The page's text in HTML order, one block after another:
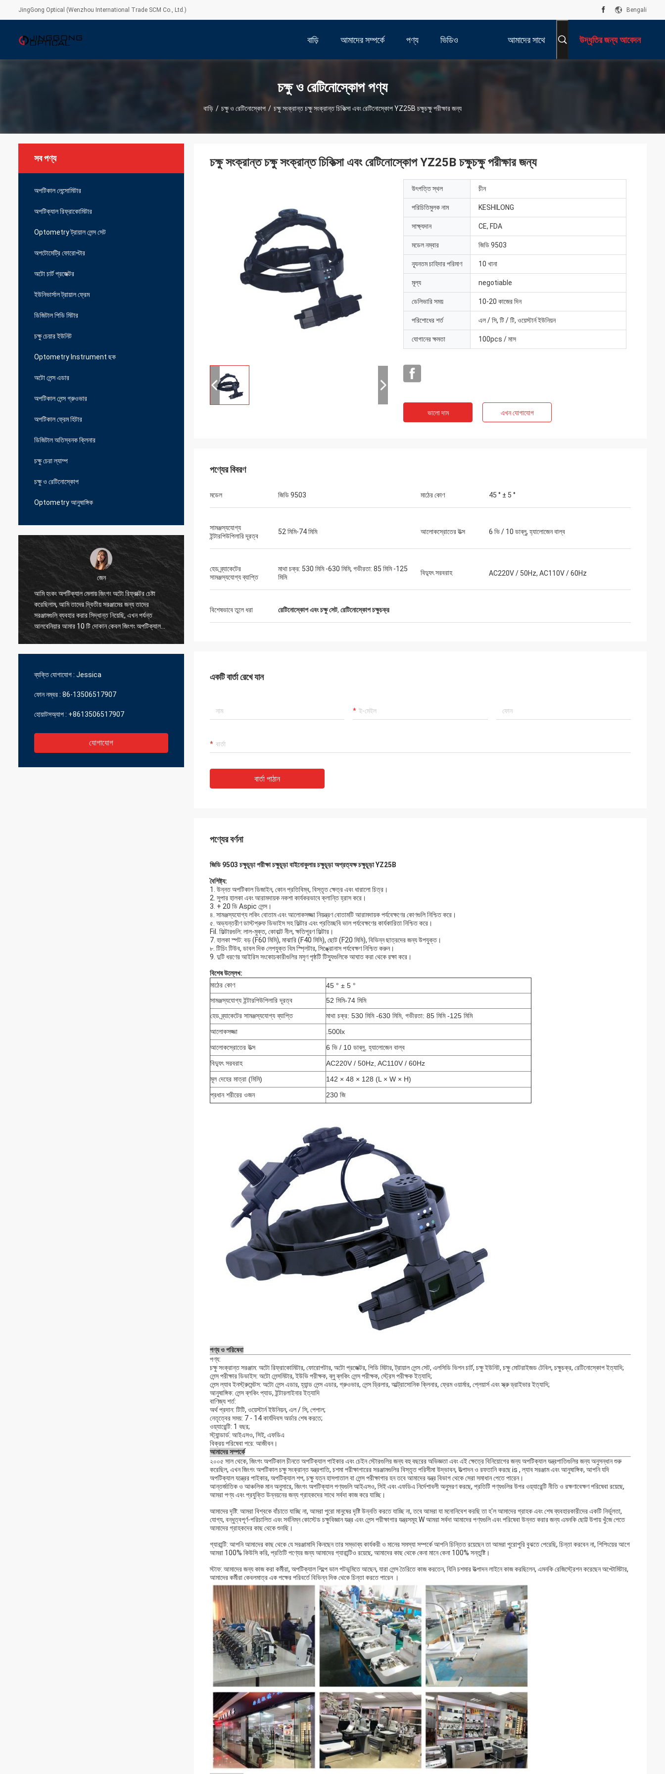
JingGong Optical (Wenzhou International Trade SCM Co., Ltd.) Bengali
বাড়ি আমাদের সম্পর্কে পণ্য ভিডিও আমাদের সাথে উদ্ধৃতির জন্য আবেদন
চক্ষু ও রেটিনোস্কোপ পণ্য
বাড়ি / চক্ষু ও রেটিনোস্কোপ / চক্ষু সংক্রান্ত চক্ষু সংক্রান্ত চিকিত্সা এবং রেটিনোস্কোপ YZ25B চক্ষুচক্ষু পরীক্ষার জন্য
সব পণ্য
অপটিকাল লেন্সোমিটার
অপটিক্যাল রিফ্রাকোমিটার
Optometry ট্রায়াল লেন্স সেট
অপটোমেট্রি ফোরোপ্টার
অটো চার্ট প্রজেক্টর
ইউনিভার্সাল ট্রায়াল ফ্রেম
ডিজিটাল পিডি মিটার
চক্ষু চেয়ার ইউনিট
Optometry Instrument ছক
অটো লেন্স এডার
অপটিকাল লেন্স গ্রুওভার
অপটিকাল ফ্রেম হিটার
ডিজিটাল অতিস্বনক ক্লিনার
চক্ষু চেরা ল্যাম্প
চক্ষু ও রেটিনোস্কোপ
Optometry আনুষাঙ্গিক
জেন
আমি হংকং অপটিক্যাল মেলায় জিংগং অটো রিফ্রাক্টর চেষ্টা
করেছিলাম, আমি তাদের দ্বিতীয় সরঞ্জামের জন্য তাদের
সরঞ্জামগুলি ব্যবহার করার সিদ্ধান্ত নিয়েছি, এখন পর্যন্ত
আলবেনিয়ার আমার 10 টি দোকান কেবল জিংগং অপটিক্যাল
ব্যবহার করছে, এমনকি ছোট অংশের জন্য তারা আমাকে
সমস্যাগুলি সমাধানের জন্য প্রকৃত পেশাদার উত্তর সরবরাহ
সৌভাগ্য, এখন আমরা যে সমস্ত আইটেম বিক্রি করছি সেগুলি
তাদের কাছ থেকে আমদানি করা হয়, দুর্দান্ত দল এবং কাজ।
ব্যক্তি যোগাযোগ : Jessica
ফোন নম্বর : 86-13506517907
হোয়াটসঅ্যাপ : +8613506517907
যোগাযোগ
চক্ষু সংক্রান্ত চক্ষু সংক্রান্ত চিকিত্সা এবং রেটিনোস্কোপ YZ25B চক্ষুচক্ষু পরীক্ষার জন্য
উৎপত্তি স্থল চীন
পরিচিতিমুলক নাম KESHILONG
সাক্ষ্যদান CE, FDA
মডেল নম্বার জিডি 9503
ন্যূনতম চাহিদার পরিমাণ 10 খানা
মূল্য negotiable
ডেলিভারি সময় 10-20 কাজের দিন
পরিশোধের শর্ত এল / সি, টি / টি, ওয়েস্টার্ন ইউনিয়ন
যোগানের ক্ষমতা 100pcs / মাস
ভালো দাম এখন যোগাযোগ
পণ্যের বিবরণ
মডেল জিডি 9503 মাঠের কোণ 45 ° ± 5 °
সামঞ্জস্যযোগ্য
ইন্টারপিউপিলারি দূরত্ব
52 মিমি-74 মিমি আলোকস্রোতের উত্স 6 ভি / 10 ডাব্লু, হ্যালোজেন বাল্ব
হেড ব্র্যাকেটের
সামঞ্জস্যযোগ্য ব্যাপ্তি
মাথা চক্র: 530 মিমি -630 মিমি, গভীরতা: 85 মিমি -125
মিমি
বিদ্যুৎ সরবরাহ AC220V / 50Hz, AC110V / 60Hz
বিশেষভাবে তুলে ধরা রেটিনোস্কোপ এবং চক্ষু সেট, রেটিনোস্কোপ চক্ষুচক্র
একটি বার্তা রেখে যান
বার্তা পাঠান
পণ্যের বর্ণনা
জিডি 9503 চক্ষুচূড়া পরীক্ষা চক্ষুচূড়া বাইনোকুলার চক্ষুচূড়া অপ্রত্যক্ষ চক্ষুচূড়া YZ25B
বৈশিষ্ট্য:
1. উন্নত অপটিকাল ডিজাইন, কোন প্রতিবিম্ব, বিস্তৃত ক্ষেত্র এবং ধারালো চিত্র।
2. সুপার হালকা এবং আরামদায়ক নকশা কার্যকরভাবে ক্লান্তি হ্রাস করে।
3. + 20 ডি Aspic লেন্স।
৪. সামঞ্জস্যযোগ্য লকিং বোতাম এবং আলোকসজ্জা নিয়ন্ত্রণ বোতামটি আরামদায়ক পর্যবেক্ষণের কোণগুলি নিশ্চিত করে।
৫. অভ্যন্তরীণ ডাস্টপ্রুফ ডিভাইস সহ ফিল্টার এবং প্রতিচ্ছবি ভাল পর্যবেক্ষণের কার্যকারিতা নিশ্চিত করে।
Fil. ফিল্টারগুলি: লাল-মুক্ত, কোবাল্ট নীল, ক্ষতিপূরণ ফিল্টার।
7. হালকা স্পট: বড় (F60 মিমি), মাঝারি (F40 মিমি), ছোট (F20 মিমি), বিভিন্ন ছাত্রদের জন্য উপযুক্ত।
৮. টিচিং টিউব, ডাবল দিক লেপযুক্ত বিম স্প্লিটার, সিঙ্ক্রোনাস পর্যবেক্ষণ নিশ্চিত করুন।
9. দুটি ধরণের আইরিস সংকোচকারীগুলির মসৃণ পৃষ্ঠটি টিস্যুগুলিকে আঘাত করা থেকে রক্ষা করে।
বিশেষ উল্লেখ:
মাঠের কোণ
45 ° ± 5 °
সামঞ্জস্যযোগ্য ইন্টারপিউপিলারি দূরত্ব
52 মিমি-74 মিমি
হেড ব্র্যাকেটের সামঞ্জস্যযোগ্য ব্যাপ্তি
মাথা চক্র: 530 মিমি -630 মিমি, গভীরতা: 85 মিমি -125 মিমি
আলোকসজ্জা
.500lx
আলোকস্রোতের উত্স
6 ভি / 10 ডাব্লু, হ্যালোজেন বাল্ব
বিদ্যুৎ সরবরাহ
AC220V / 50Hz, AC110V / 60Hz
মূল দেহের মাত্রা (মিমি)
142 × 48 × 128 (L × W × H)
প্রধান শরীরের ওজন
230 জি
পণ্য ও পরিষেবা
পণ্য:
চক্ষু সংক্রান্ত সরঞ্জাম: অটো রিফ্রাকোমিটার, ফোরোপটার, অটো প্রজেক্টর, পিডি মিটার, ট্রায়াল লেন্স সেট, এলসিডি ভিশন চার্ট, চক্ষু ইউনিট, চক্ষু মোটরাইজড টেবিল, চক্ষুচক্র, রেটিনোস্কোপ ইত্যাদি;
লেন্স পরীক্ষার ডিভাইস: অটো লেন্সমিটার, ইউভি পরীক্ষক, ব্লু ব্লকিং লেন্স পরীক্ষক, স্ট্রেস পরীক্ষক ইত্যাদি;
লেন্স ল্যাব ইনস্ট্রুমেন্টস: অটো লেন্স এডার, হ্যান্ড লেন্স এডার, গ্রুওভার, লেন্স ড্রিলার, আল্ট্রাসোনিক ক্লিনার, ফ্রেম ওয়ার্মার, প্লেয়ার্স এবং স্ক্রু ড্রাইভার ইত্যাদি;
আনুষাঙ্গিক: লেন্স ব্লকিং প্যাড, ইন্টারলাইনার ইত্যাদি
বাণিজ্য শর্ত:
অর্থ প্রদান: টিটি, ওয়েস্টার্ন ইউনিয়ন, এল / সি, পেপাল;
নেতৃত্বের সময়: 7 - 14 কার্যদিবস অর্ডার শেষ করতে;
ওয়্যারেন্টি: 1 বছর;
স্ট্যান্ডার্ড: আইএসও, সিই, এফডিএ
বিক্রয় পরিষেবা পরে: আজীবন।
আমাদের সম্পর্কে
২০০৫ সাল থেকে, জিংগং অপটিকাল চীনতে অপটিক্যাল পাইকার এবং চেইন স্টোরগুলির জন্য বহু বছরের অভিজ্ঞতা এবং এই ক্ষেত্রে বিনিয়োগের জন্য অপটিক্যাল যন্ত্রপাতিগুলির জন্য অনুসন্ধান শুরু
করেছিল, এখন জিংগং অপটিকাল চক্ষু সংক্রান্ত যন্ত্রপাতি, চশমা পরীক্ষাগারের সরঞ্জামগুলির বিস্তৃত পরিসীমা উদ্ভাবন, উত্পাদন ও রফতানি করছে is , ল্যাব সরঞ্জাম এবং আনুষাঙ্গিক, আপনি যদি
অপটিক্যাল যন্ত্রের পাইকার, অপটিক্যাল শপ, চক্ষু যত্ন হাসপাতাল বা লেন্স পরীক্ষাগার হন তবে আমাদের যন্ত্র বিভাগ থেকে সেরা সমাধান পেতে পারেন।
আন্তর্জাতিক ও আঞ্চলিক মান অনুসারে, জিংগং অপটিক্যাল পণ্যগুলি আইএসও, সিই এবং এফডিএ নির্দেশাবলী অনুসরণ করছে, প্রতিটি পণ্যগুলির উপর ওয়্যারেন্টি নীতি ও রক্ষণাবেক্ষণ পরিষেবা রয়েছে,
আমরা পণ্য এবং প্রযুক্তি উন্নয়নের জন্য গ্রাহকদের সাথে সর্বদা কাজ করে যাচ্ছি।
আমাদের দৃষ্টি: আমরা বিশ্বকে বাঁচাতে যাচ্ছি না, আমরা পুরো মানুষের দৃষ্টি উন্নতি করতে যাচ্ছি না, তবে আমরা যা মনোনিবেশ করছি তা হ'ল আমাদের গ্রাহক এবং শেষ ব্যবহারকারীদের একটি নির্ভুলতা,
যোগ্য, বন্ধুত্বপূর্ণ-পরিচালিত এবং সর্বনিম্ন কোস্টেড চক্ষুবিজ্ঞান যন্ত্র এবং লেন্স পরীক্ষাগার যন্ত্রসমূহ W আমরা সর্বদা আমাদের পণ্যগুলি এবং পরিষেবা উন্নত করার জন্য এমনকি ছোট্ট উপায় খুঁজে পেতে
আমাদের গ্রাহকদের কাছ থেকে শুনছি।
গ্যারান্টি: আপনি আমাদের কাছ থেকে যে সরঞ্জামাদি কিনছেন তার সম্ভাব্য কার্যকরী ও মানের সমস্যা সম্পর্কে আপনি চিন্তিত রয়েছেন তা আমরা পুরোপুরি বুঝতে পেরেছি, চিন্তা করবেন না, শিপিংয়ের আগে
আমরা 100% কিউসি করি, প্রতিটি পণ্যের জন্য আমাদের গ্যারান্টিও রয়েছে, আমাদের কাছ থেকে কেনা মানে কেনা 100% সন্তুষ্টি।
স্টাফ: আমাদের জন্য কাজ করা কর্মীরা, অপটিক্যাল শিল্পে ভাল পটভূমিতে আছেন, যারা লেন্স তৈরিতে কাজ করতেন, যিনি চশমার উত্পাদন লাইনে কাজ করছিলেন, এমনকি রেজিস্ট্রেশন করেছেন অপ্টোমিটার,
আমাদের কর্মীরা কেবলমাত্র এক পক্ষের পরিবর্তে বিভিন্ন দিক থেকে চিন্তা করতে পারেন ।